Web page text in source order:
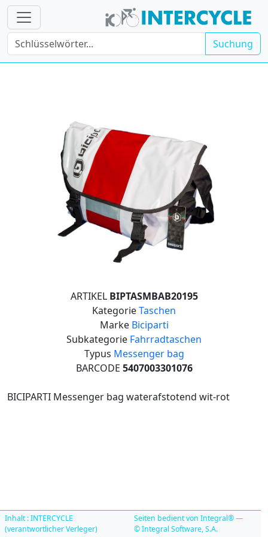
Suchung
ARTIKEL BIPTASMBAB20195
KategorieTaschen
Marke Biciparti
Subkategorie Fahrradtaschen
Typus Messenger bag
BARCODE 5407003301076
BICIPARTI Messenger bag waterafstotend wit-rot
Inhalt : INTERCYCLE
(verantwortlicher Verleger)
Seiten bedient von Integral® —
© Integral Software, S.A.